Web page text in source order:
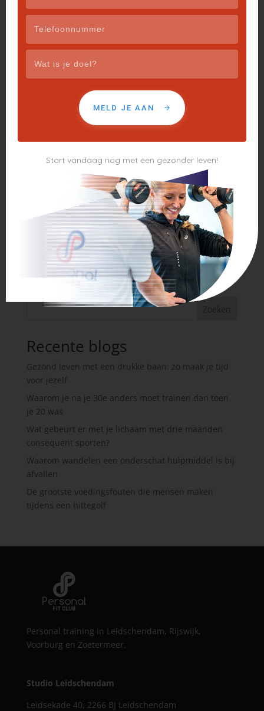
Zoeken
Recente blogs
Gezond leven met een drukke baan: zo maak je tijd
voor jezelf
Waarom je na je 30e anders moet trainen dan toen
je 20 was
Wat gebeurt er met je lichaam met drie maanden
consequent sporten?
Waarom wandelen een onderschat hulpmiddel is bij
afvallen
De grootste voedingsfouten die mensen maken
tijdens een hittegolf
Personal training in Leidschendam, Rijswijk,
Voorburg en Zoetermeer.
Studio Leidschendam
Leidsekade 40, 2266 BJ Leidschendam
MELD JE AAN
Start vandaag nog met een gezonder leven!